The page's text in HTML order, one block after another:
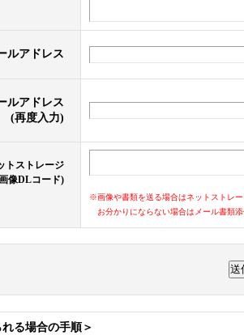
ルアドレス
ルアドレス
(再度入力)
トストレージ
像DLコード)
※画像や書類を送る場合はネットストレ
お分かりにならない場合はメール書類
る場合の手順＞